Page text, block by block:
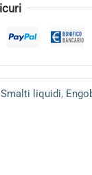
Smalti liquidi,